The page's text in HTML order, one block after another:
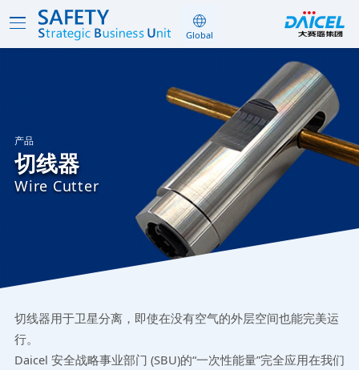
产品
切线器
Wire Cutter
切线器用于卫星分离，即使在没有空气的外层空间也能完美运
行。
Daicel 安全战略事业部门 (SBU)的“一次性能量”完全应用在我们